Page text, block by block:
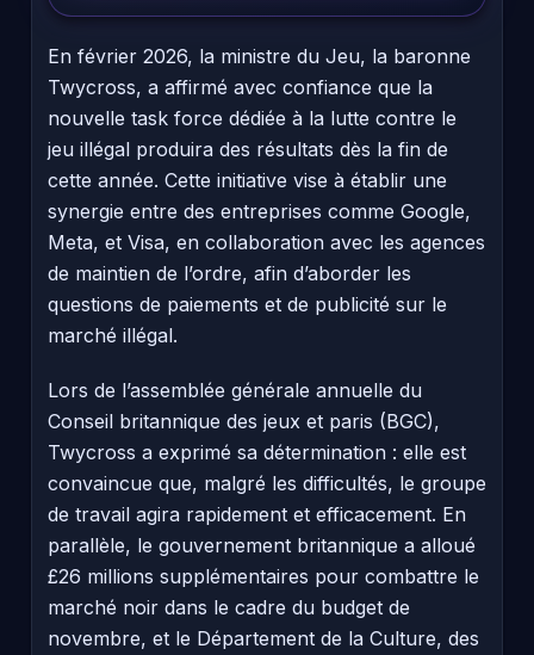
En février 2026, la ministre du Jeu, la baronne
Twycross, a affirmé avec confiance que la
nouvelle task force dédiée à la lutte contre le
jeu illégal produira des résultats dès la fin de
cette année. Cette initiative vise à établir une
synergie entre des entreprises comme Google,
Meta, et Visa, en collaboration avec les agences
de maintien de l’ordre, afin d’aborder les
questions de paiements et de publicité sur le
marché illégal.
Lors de l’assemblée générale annuelle du
Conseil britannique des jeux et paris (BGC),
Twycross a exprimé sa détermination : elle est
convaincue que, malgré les difficultés, le groupe
de travail agira rapidement et efficacement. En
parallèle, le gouvernement britannique a alloué
£26 millions supplémentaires pour combattre le
marché noir dans le cadre du budget de
novembre, et le Département de la Culture, des